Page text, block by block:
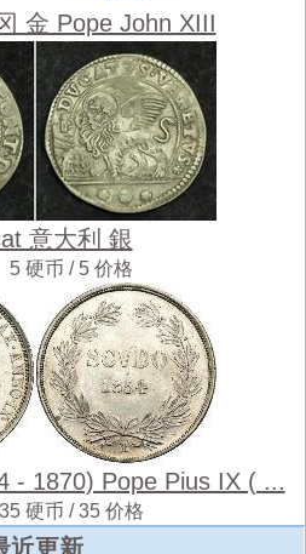
金 Pope John XIII
意大利 銀
5 硬币 / 5 价格
- 1870) Pope Pius IX ( ...
35 硬币 / 35 价格
近更新